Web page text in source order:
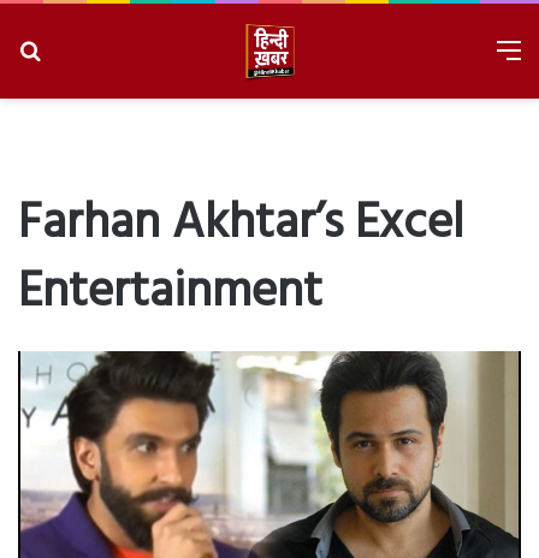
Farhan Akhtar’s Excel
Entertainment